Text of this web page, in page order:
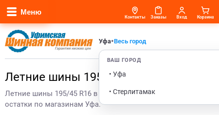
Меню
Уфа•Весь город
ВАШ ГОРОД
• Уфа
• Стерлитамак
Контакты Заказы Вход Корзина
Летние шины 195/45 R16 в Уфе
Летние шины 195/45 R16 в Уфе — актуальные цены и
остатки по магазинам Уфа.